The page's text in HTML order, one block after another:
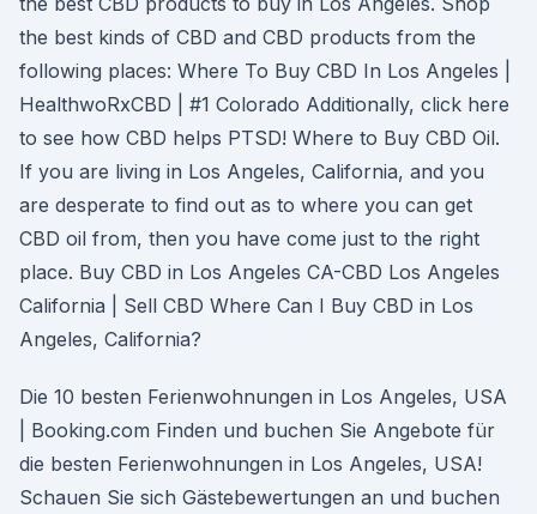
the best kinds of CBD and CBD products from the
following places: Where To Buy CBD In Los Angeles |
HealthwoRxCBD | #1 Colorado Additionally, click here
to see how CBD helps PTSD! Where to Buy CBD Oil.
If you are living in Los Angeles, California, and you
are desperate to find out as to where you can get
CBD oil from, then you have come just to the right
place. Buy CBD in Los Angeles CA-CBD Los Angeles
California | Sell CBD Where Can I Buy CBD in Los
Angeles, California?
Die 10 besten Ferienwohnungen in Los Angeles, USA
| Booking.com Finden und buchen Sie Angebote für
die besten Ferienwohnungen in Los Angeles, USA!
Schauen Sie sich Gästebewertungen an und buchen